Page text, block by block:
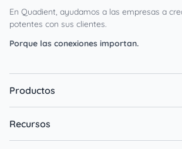
En Quadient, ayudamos a las empresas a
potentes con sus clientes.
Porque las conexiones importan.
Productos
Recursos